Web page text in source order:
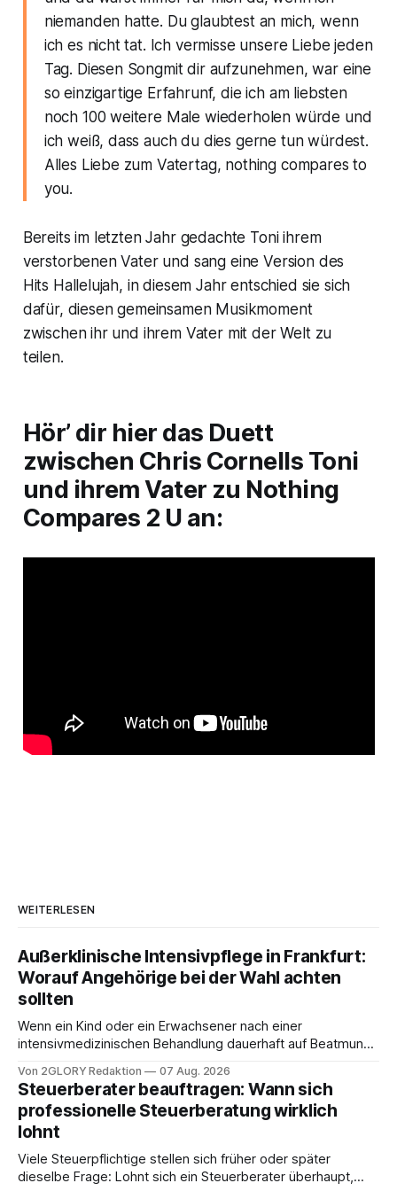
niemanden hatte. Du glaubtest an mich, wenn
ich es nicht tat. Ich vermisse unsere Liebe jeden
Tag. Diesen Songmit dir aufzunehmen, war eine
so einzigartige Erfahrunf, die ich am liebsten
noch 100 weitere Male wiederholen würde und
ich weiß, dass auch du dies gerne tun würdest.
Alles Liebe zum Vatertag, nothing compares to
you.
Bereits im letzten Jahr gedachte Toni ihrem
verstorbenen Vater und sang eine Version des
Hits Hallelujah, in diesem Jahr entschied sie sich
dafür, diesen gemeinsamen Musikmoment
zwischen ihr und ihrem Vater mit der Welt zu
teilen.
Hör’ dir hier das Duett
zwischen Chris Cornells Toni
und ihrem Vater zu Nothing
Compares 2 U an:
WEITERLESEN
Außerklinische Intensivpflege in Frankfurt:
Worauf Angehörige bei der Wahl achten
sollten
Wenn ein Kind oder ein Erwachsener nach einer
intensivmedizinischen Behandlung dauerhaft auf Beatmung
angewiesen ist, stellt sich für Familien eine schwierige
Frage: Muss die Versorgung dauerhaft in der Klinik bleiben –
oder ist ein Leben zu Hause möglich? Die außerklinische
Intensivpflege bietet genau diese Alternative: Sie
Von 2GLORY Redaktion 07 Aug. 2026
Steuerberater beauftragen: Wann sich
professionelle Steuerberatung wirklich
lohnt
Viele Steuerpflichtige stellen sich früher oder später
dieselbe Frage: Lohnt sich ein Steuerberater überhaupt,